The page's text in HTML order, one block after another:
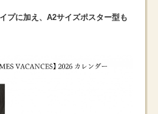
プに加え、A2サイズポスター型も